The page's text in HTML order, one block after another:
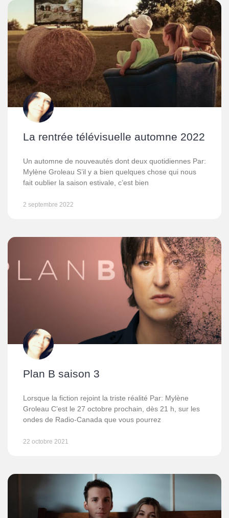
La rentrée télévisuelle automne 2022
Un automne de nouveautés dont deux quotidiennes Par:
Mylène Groleau S’il y a bien quelques chose qui nous
fait oublier la saison estivale, c’est bien
2 septembre 2022
Plan B saison 3
Lorsque la fiction rejoint la triste réalité Par: Mylène
Groleau C’est le 27 octobre prochain, dès 21 h, sur les
ondes de Radio-Canada que vous pourrez
22 octobre 2021